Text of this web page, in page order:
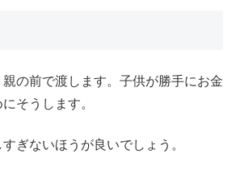
親の前で渡します。子供が勝手にお金
そうします。
ぎないほうが良いでしょう。